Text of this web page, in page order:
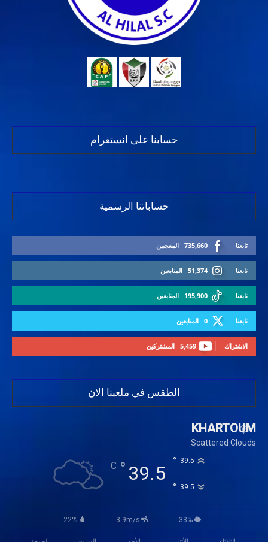
حسابنا على انستغرام
حساباتنا الرسمية
735,660 المعجبين تابعنا
51,374 المتابعين تابعنا
195,900 المتابعين تابعنا
0 المتابعين تابعنا
5,459 المشتركين الاشتراك
الطقس في ملعبنا الان
KHARTOUM
Scattered Clouds
39.5
°
C 39.5
°
39.5
°
22% 3.9m/s 33%